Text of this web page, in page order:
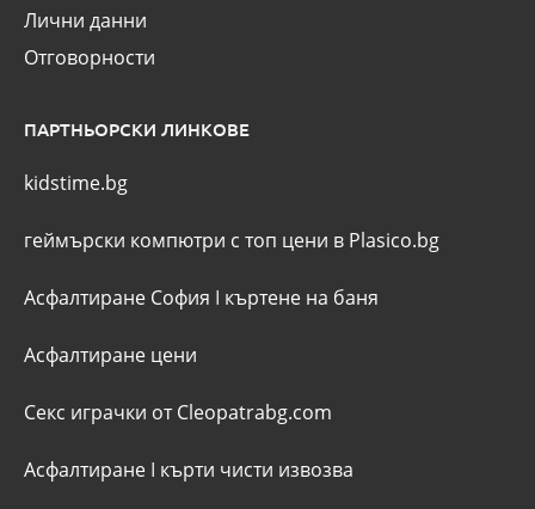
Лични данни
Отговорности
ПАРТНЬОРСКИ ЛИНКОВЕ
kidstime.bg
геймърски компютри с топ цени в Plasico.bg
Асфалтиране София I къртене на баня
Асфалтиране цени
Секс играчки от Cleopatrabg.com
Асфалтиране I кърти чисти извозва